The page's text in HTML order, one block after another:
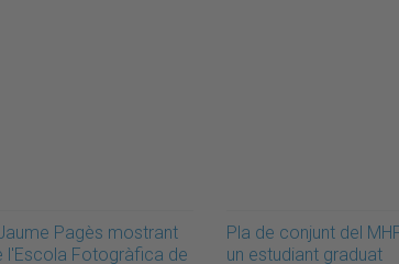
Pagès mostrant
l'Escola Fotogràfica de
Pla de conjunt del
un estudiant graduat